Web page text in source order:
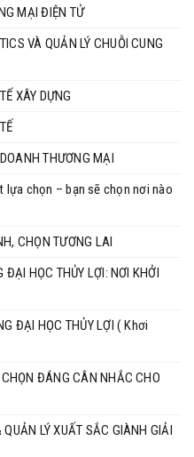
MẠI ĐIỆN TỬ
VÀ QUẢN LÝ CHUỖI CUNG
XÂY DỰNG
KINH TẾ
THƯƠNG MẠI
chọn – bạn sẽ chọn nơi nào
CHỌN TƯƠNG LAI
ĐẠI HỌC THỦY LỢI: NƠI KHỞI
ĐẠI HỌC THỦY LỢI ( Khơi
ĐÁNG CÂN NHẮC CHO
LÝ XUẤT SẮC GIÀNH GIẢI